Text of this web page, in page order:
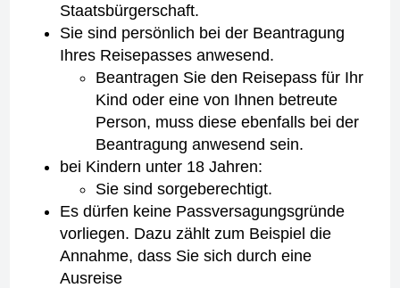
Staatsbürgerschaft.
Sie sind persönlich bei der Beantragung
Ihres Reisepasses anwesend.
Beantragen Sie den Reisepass für Ihr
Kind oder eine von Ihnen betreute
Person, muss diese ebenfalls bei der
Beantragung anwesend sein.
bei Kindern unter 18 Jahren:
Sie sind sorgeberechtigt.
Es dürfen keine Passversagungsgründe
vorliegen. Dazu zählt zum Beispiel die
Annahme, dass Sie sich durch eine
Ausreise